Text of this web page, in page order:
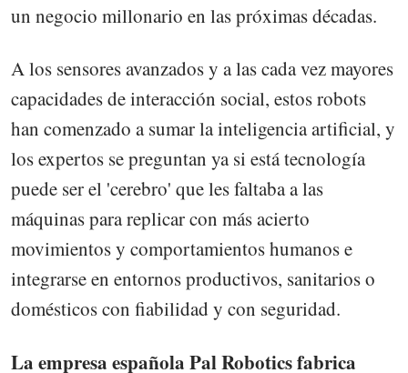
un negocio millonario en las próximas décadas.
A los sensores avanzados y a las cada vez mayores
capacidades de interacción social, estos robots
han comenzado a sumar la inteligencia artificial, y
los expertos se preguntan ya si está tecnología
puede ser el 'cerebro' que les faltaba a las
máquinas para replicar con más acierto
movimientos y comportamientos humanos e
integrarse en entornos productivos, sanitarios o
domésticos con fiabilidad y con seguridad.
La empresa española Pal Robotics fabrica